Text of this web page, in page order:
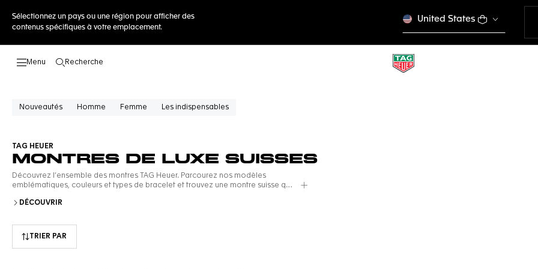
Sélectionnez un pays ou une région pour afficher des
contenus spécifiques à votre emplacement.
United States
Recherche